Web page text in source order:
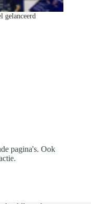
gelanceerd
pagina's. Ook